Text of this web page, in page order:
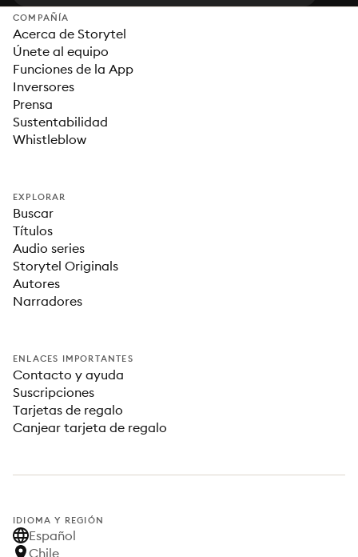
COMPAÑÍA
Acerca de Storytel
Únete al equipo
Funciones de la App
Inversores
Prensa
Sustentabilidad
Whistleblow
EXPLORAR
Buscar
Títulos
Audio series
Storytel Originals
Autores
Narradores
ENLACES IMPORTANTES
Contacto y ayuda
Suscripciones
Tarjetas de regalo
Canjear tarjeta de regalo
IDIOMA Y REGIÓN
Español
Chile